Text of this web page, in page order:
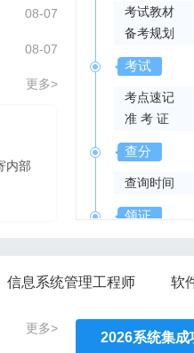
08-07
08-07
更多>
内部
2026年系规内
报班免
信管网
考试教材
备考规划
考试
考点速记
准 考 证
查分
查询时间
领证
信息系统管理工程师 软
更多>
2026系统集成